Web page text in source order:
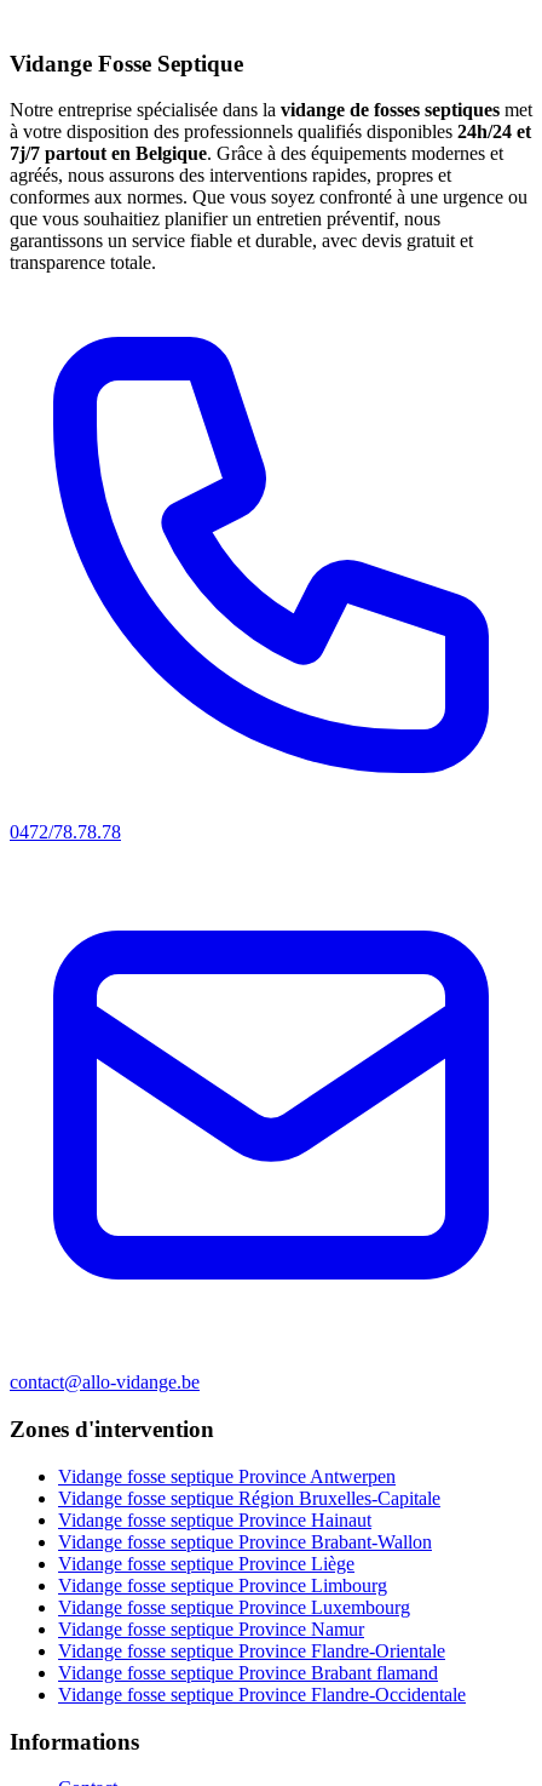
Vidange Fosse Septique
Notre entreprise spécialisée dans la vidange de fosses septiques met
à votre disposition des professionnels qualifiés disponibles 24h/24 et
7j/7 partout en Belgique. Grâce à des équipements modernes et
agréés, nous assurons des interventions rapides, propres et
conformes aux normes. Que vous soyez confronté à une urgence ou
que vous souhaitiez planifier un entretien préventif, nous
garantissons un service fiable et durable, avec devis gratuit et
transparence totale.
0472/78.78.78
contact@allo-vidange.be
Zones d'intervention
Vidange fosse septique Province Antwerpen
Vidange fosse septique Région Bruxelles-Capitale
Vidange fosse septique Province Hainaut
Vidange fosse septique Province Brabant-Wallon
Vidange fosse septique Province Liège
Vidange fosse septique Province Limbourg
Vidange fosse septique Province Luxembourg
Vidange fosse septique Province Namur
Vidange fosse septique Province Flandre-Orientale
Vidange fosse septique Province Brabant flamand
Vidange fosse septique Province Flandre-Occidentale
Informations